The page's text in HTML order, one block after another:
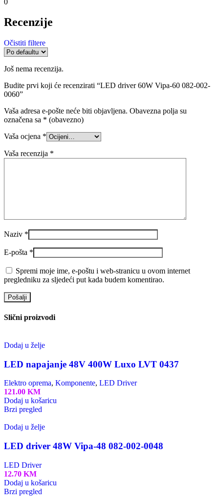
Recenzije
Očistiti filtere
Još nema recenzija.
Budite prvi koji će recenzirati “LED driver 60W Vipa-60 082-002-
0060”
Vaša adresa e-pošte neće biti objavljena. Obavezna polja su
označena sa * (obavezno)
Vaša ocjena *
Vaša recenzija *
Naziv *
E-pošta *
Spremi moje ime, e-poštu i web-stranicu u ovom internet
pregledniku za sljedeći put kada budem komentirao.
Slični proizvodi
Dodaj u želje
LED napajanje 48V 400W Luxo LVT 0437
Elektro oprema, Komponente, LED Driver
121.00 KM
Dodaj u košaricu
Brzi pregled
Dodaj u želje
LED driver 48W Vipa-48 082-002-0048
LED Driver
12.70 KM
Dodaj u košaricu
Brzi pregled